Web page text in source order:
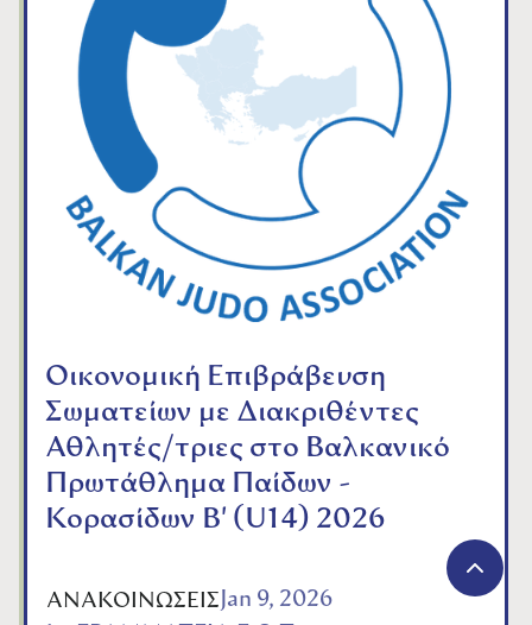
Οικονομική Επιβράβευση
Σωματείων με Διακριθέντες
Αθλητές/τριες στο Βαλκανικό
Πρωτάθλημα Παίδων -
Κορασίδων Β' (U14) 2026
ΑΝΑΚΟΙΝΩΣΕΙΣ Jan 9, 2026